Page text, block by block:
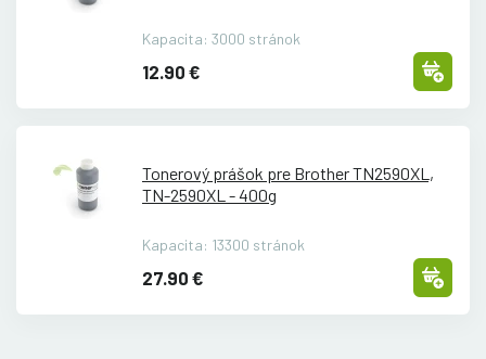
Kapacita: 3000 stránok
12.90 €
Tonerový prášok pre Brother TN2590XL,
TN-2590XL - 400g
Kapacita: 13300 stránok
27.90 €